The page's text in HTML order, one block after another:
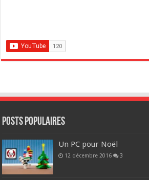
POSTS POPULAIRES
Un PC pour Noël
12 décembre 2016 3